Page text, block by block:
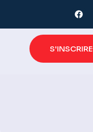
S'INSCRIRE